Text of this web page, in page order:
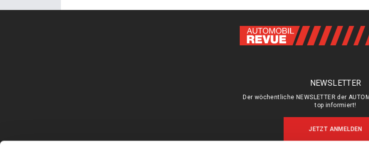
NEWSLETTER
Der wöchentliche NEWSLETTER der
top informiert!
JETZT ANMELDEN